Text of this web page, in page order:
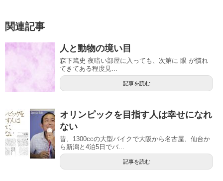
関連記事
人と動物の境い目
森下篤史 夜暗い部屋に入っても、次第に 眼 が慣れ
てきてある程度見...
記事を読む
オリンピックを目指す人は幸せになれ
ない
昔、1300ccの大型バイクで大阪から名古屋、仙台か
ら新潟と4泊5日でバ...
記事を読む